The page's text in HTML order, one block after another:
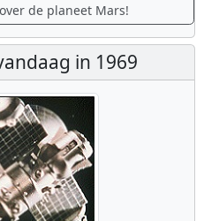
de planeet Mars!
in 1969